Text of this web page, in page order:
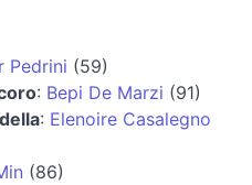
Pedrini (59)
: Bepi De Marzi (91)
: Elenoire Casalegno
(86)